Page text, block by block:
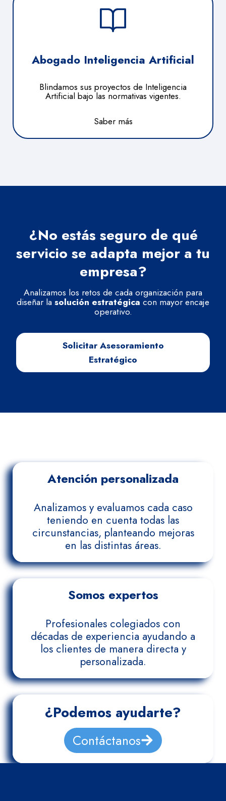
Abogado Inteligencia Artificial
Blindamos sus proyectos de Inteligencia
Artificial bajo las normativas vigentes.
Saber más
¿No estás seguro de qué
servicio se adapta mejor a tu
empresa?
Analizamos los retos de cada organización para
diseñar lasolución estratégica con mayor encaje
operativo.
Solicitar Asesoramiento
Estratégico
Atención personalizada
Analizamos y evaluamos cada caso
teniendo en cuenta todas las
circunstancias, planteando mejoras
en las distintas áreas.
Somos expertos
Profesionales colegiados con
décadas de experiencia ayudando a
los clientes de manera directa y
personalizada.
¿Podemos ayudarte?
Contáctanos